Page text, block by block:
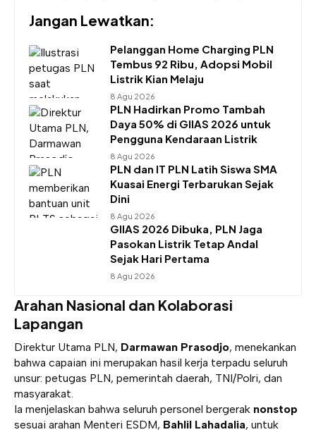
Jangan Lewatkan:
Pelanggan Home Charging PLN
Tembus 92 Ribu, Adopsi Mobil
Listrik Kian Melaju
8 Agu 2026
PLN Hadirkan Promo Tambah
Daya 50% di GIIAS 2026 untuk
Pengguna Kendaraan Listrik
8 Agu 2026
PLN dan IT PLN Latih Siswa SMA
Kuasai Energi Terbarukan Sejak
Dini
8 Agu 2026
GIIAS 2026 Dibuka, PLN Jaga
Pasokan Listrik Tetap Andal
Sejak Hari Pertama
8 Agu 2026
Arahan Nasional dan Kolaborasi
Lapangan
Direktur Utama PLN, Darmawan Prasodjo, menekankan
bahwa capaian ini merupakan hasil kerja terpadu seluruh
unsur: petugas PLN, pemerintah daerah, TNI/Polri, dan
masyarakat.
Ia menjelaskan bahwa seluruh personel bergerak nonstop
sesuai arahan Menteri ESDM, Bahlil Lahadalia, untuk